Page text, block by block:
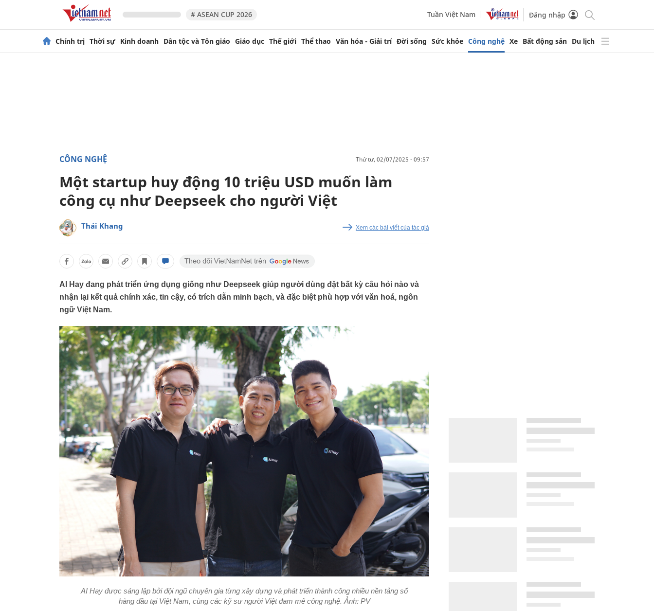
# ASEAN CUP 2026 Tuần Việt Nam Đăng nhập
Chính trị Thời sự Kinh doanh Dân tộc và Tôn giáo Giáo dục Thế giới Thể thao Văn hóa - Giải trí Đời sống Sức khỏe Công nghệ Xe Bất động sản Du lịch
CÔNG NGHỆ thứ tư, 02/07/2025 - 09:57
Một startup huy động 10 triệu USD muốn làm
công cụ như Deepseek cho người Việt
Thái Khang Xem các bài viết của tác giả
AI Hay đang phát triển ứng dụng giống như Deepseek giúp người dùng đặt bất kỳ câu hỏi nào và
nhận lại kết quả chính xác, tin cậy, có trích dẫn minh bạch, và đặc biệt phù hợp với văn hoá, ngôn
ngữ Việt Nam.
AI Hay được sáng lập bởi đội ngũ chuyên gia từng xây dựng và phát triển thành công nhiều nền tảng số
hàng đầu tại Việt Nam, cùng các kỹ sư người Việt đam mê công nghệ. Ảnh: PV